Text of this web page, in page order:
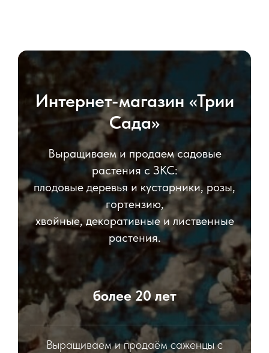
Интернет-магазин «Трии
Сада»
Выращиваем и продаем садовые
растения с ЗКС:
плодовые деревья и кустарники, розы,
гортензию,
хвойные, декоративные и лиственные
растения.
более 20 лет
Выращиваем и продаём саженцы с